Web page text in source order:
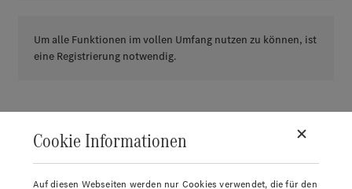
Um alle Funktionen im vollen Umfang nutzen zu können, ist
eine Registrierung notwendig.
Cookie Informationen
Auf diesen Webseiten werden nur Cookies verwendet, die für den